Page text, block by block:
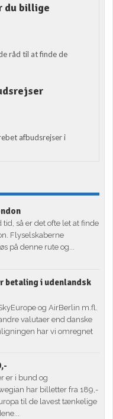
du billige
råd til at finde de
afbudsrejser i
tid, så er det ofte let at finde
Flyselskaberne
på denne rute og...
betaling i udenlandsk
og AirBerlin m.fl.
valutaer end danske
har vi omregnet
er i bund og
har billetter fra 189,-
til de lavest tænkelige